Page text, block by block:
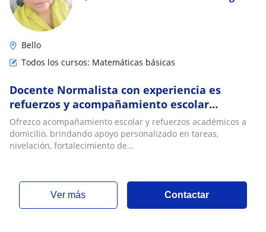
Bello
Todos los cursos: Matemáticas básicas
Docente Normalista con experiencia es
refuerzos y acompañamiento escolar
garantizados
Ofrezco acompañamiento escolar y refuerzos académicos a
domicilio, brindando apoyo personalizado en tareas,
nivelación, fortalecimiento de...
ver más Contactar